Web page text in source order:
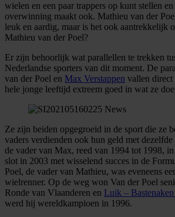
wielen en een paar trappers op kunt stellen
overwinning maakt ook. Mathieu van der
leuk en aardig, maar is het ook aantrekkelijk
Mathieu van der Poel?
Er zijn behoorlijk wat parallellen te trekken
Nederlandse sporters van dit moment. De
van der Poel en Max Verstappen vallen
hele jonge leeftijd extreem goed in wat ze
Ze zijn beiden opgegroeid in de sport die ze
vaders verdienden ook hun geld met dezelfde
de vader van Max, reed van 1994 tot 1998,
slot in 2003 met wisselend succes in de
Poel, de vader van Mathieu, was eveneens
wielrenner. Op de weg won Van der Poel
Ronde van Vlaanderen en Luik –
werd hij wereldkampioen in 1996.